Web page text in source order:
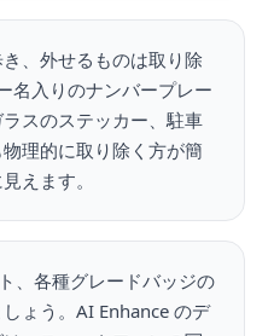
、外せるものは取り除
名入りのナンバープレー
スのステッカー、駐車
理的に取り除く方が簡
えます。
、各種グレードバッジの
ょう。AI Enhance のデ